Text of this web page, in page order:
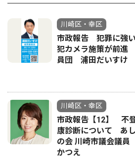
川崎区・幸区
市政報告 犯罪に強
犯カメラ施策が前進
員団 浦田だいすけ
川崎区・幸区
市政報告【12】 不
康診断について あ
の会 川崎市議会議
かつえ